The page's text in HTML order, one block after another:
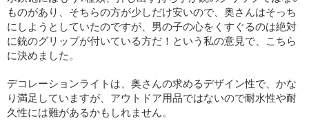
ものがあり、そちらの方が少しだけ安いので、奥さんはそっち
にしようとしていたのですが、男の子の心をくすぐるのは絶対
に銃のグリップが付いている方だ！という私の意見で、こちら
に決めました。
デコレーションライトは、奥さんの求めるデザイン性で、かな
り満足していますが、アウトドア用品ではないので耐水性や耐
久性には難があるかもしれません。